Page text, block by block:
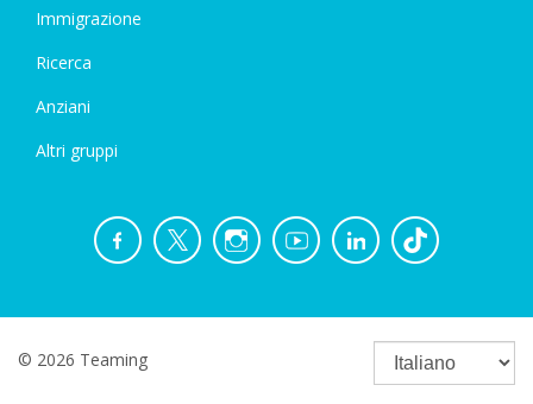
Immigrazione
Ricerca
Anziani
Altri gruppi
© 2026 Teaming